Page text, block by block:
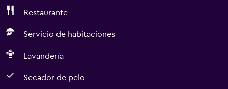
Restaurante
Servicio de habitaciones
Lavandería
Secador de pelo